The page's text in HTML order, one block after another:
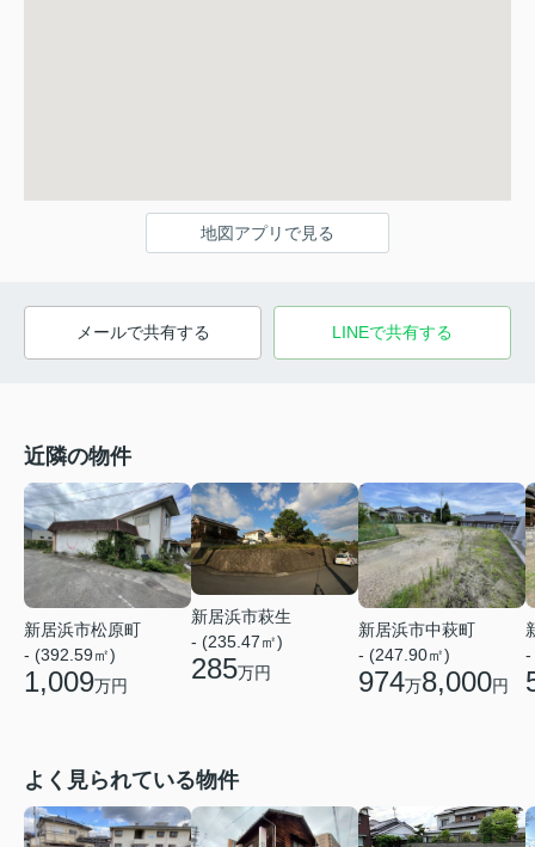
地図アプリで見る
メールで共有する LINEで共有する
近隣の物件
新居浜市松原町
- (392.59㎡)
1,009万円
新居浜市萩生
- (235.47㎡)
285万円
新居浜市中萩町
- (247.90㎡)
974万8,000円
-
よく見られている物件